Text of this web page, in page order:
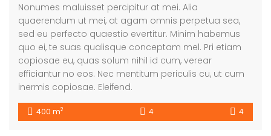
Nonumes maluisset percipitur at mei. Alia
quaerendum ut mei, at agam omnis perpetua sea,
sed eu perfecto quaestio evertitur. Minim habemus
quo ei, te suas qualisque conceptam mel. Pri etiam
copiosae eu, quas solum nihil id cum, verear
efficiantur no eos. Nec mentitum periculis cu, ut cum
inermis copiosae. Eleifend.
400 m2 4 4